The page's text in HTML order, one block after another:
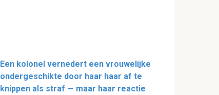
Een kolonel vernedert een vrouwelijke
ondergeschikte door haar haar af te
knippen als straf — maar haar reactie